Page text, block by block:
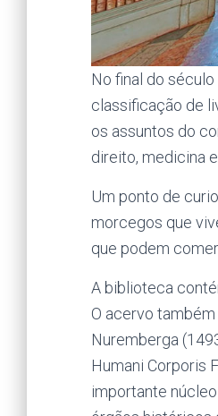
No final do
classificação de
os assuntos do
direito, medicina
Um ponto de
morcegos que
que podem
A biblioteca
O acervo
Nuremberga
Humani Corporis
importante